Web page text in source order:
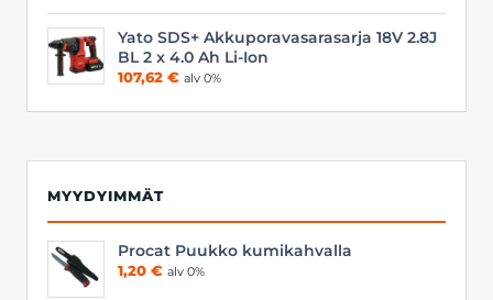
Yato SDS+ Akkuporavasarasarja 18V 2.8J
BL 2 x 4.0 Ah Li-Ion
107,62 € alv 0%
MYYDYIMMÄT
Procat Puukko kumikahvalla
1,20 € alv 0%